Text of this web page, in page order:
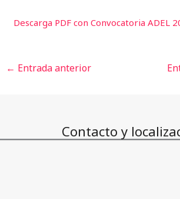
Descarga PDF con Convocatoria ADEL
← Entrada anterior
Contacto y